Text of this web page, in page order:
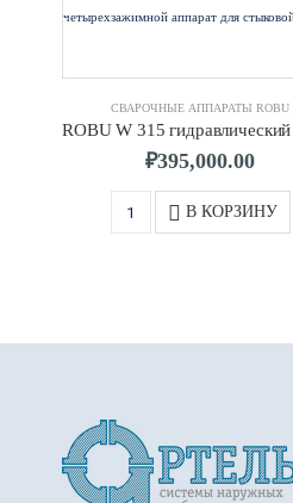
СВАРОЧНЫЕ АППАРАТЫ ROBU
₽395,000.00
В КОРЗИНУ